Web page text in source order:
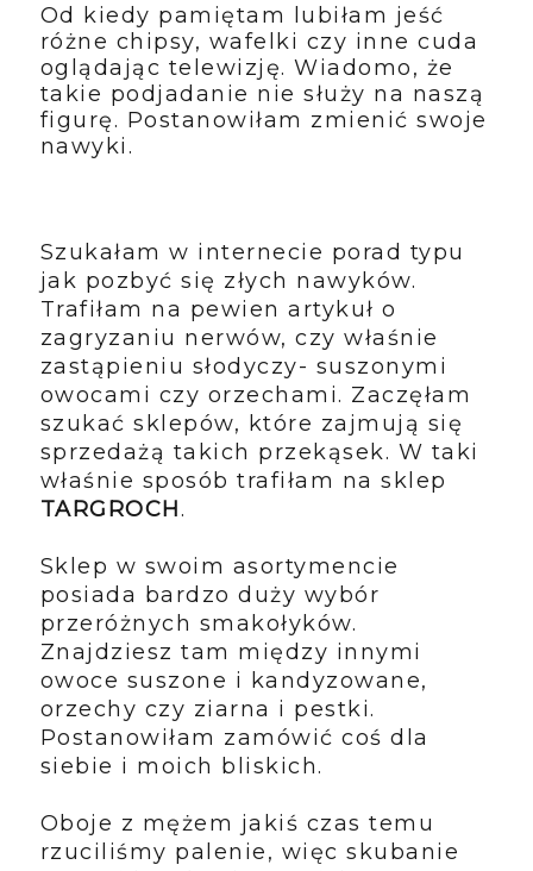
Od kiedy pamiętam lubiłam jeść
różne chipsy, wafelki czy inne cuda
oglądając telewizję. Wiadomo, że
takie podjadanie nie służy na naszą
figurę. Postanowiłam zmienić swoje
nawyki.
Szukałam w internecie porad typu
jak pozbyć się złych nawyków.
Trafiłam na pewien artykuł o
zagryzaniu nerwów, czy właśnie
zastąpieniu słodyczy- suszonymi
owocami czy orzechami. Zaczęłam
szukać sklepów, które zajmują się
sprzedażą takich przekąsek. W taki
właśnie sposób trafiłam na sklep
TARGROCH.
Sklep w swoim asortymencie
posiada bardzo duży wybór
przeróżnych smakołyków.
Znajdziesz tam między innymi
owoce suszone i kandyzowane,
orzechy czy ziarna i pestki.
Postanowiłam zamówić coś dla
siebie i moich bliskich.
Oboje z mężem jakiś czas temu
rzuciliśmy palenie, więc skubanie